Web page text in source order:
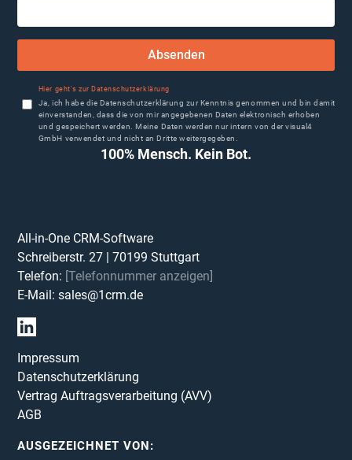
Absenden
Hier geht's zur Datenschutzerklärung
Ja, ich habe die Datenschutzerklärung zur Kenntnis genommen und bin damit
einverstanden, dass die von mir angegebenen Daten elektronisch erhoben
und gespeichert werden. Meine Daten werden nur intern von der visual4
GmbH verwendet und nicht an Dritte weitergegeben.
100% Mensch. Kein Bot.
All-in-One CRM-Software
Schreiberstr. 27 |70199 Stuttgart
Telefon: [Telefonnummer anzeigen]
E-Mail:sales@1crm.de
Impressum
Datenschutzerklärung
Vertrag Auftragsverarbeitung (AVV)
AGB
AUSGEZEICHNET VON: